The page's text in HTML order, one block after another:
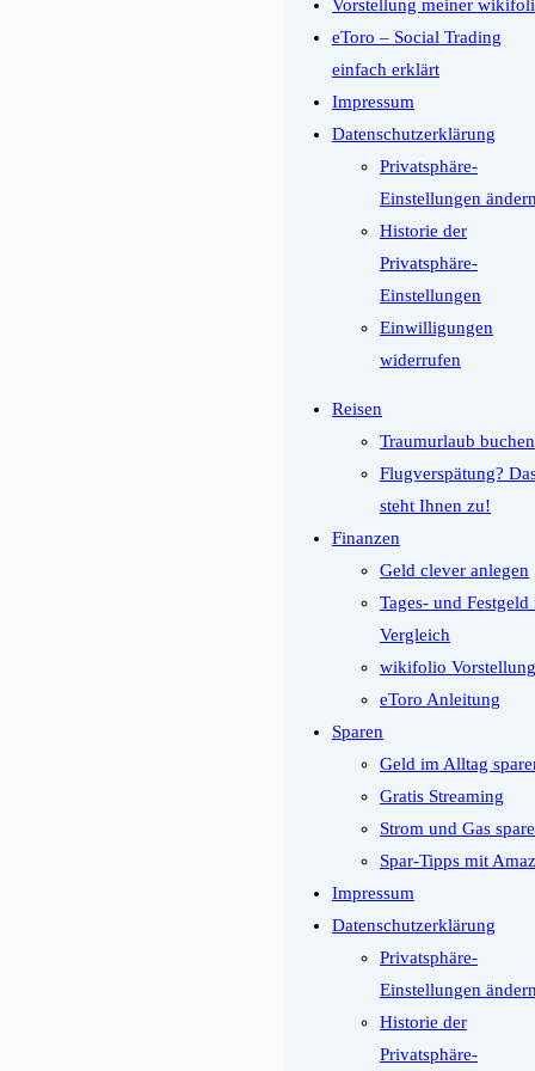
Vorstellung meiner
eToro – Social Trading
einfach erklärt
Impressum
Datenschutzerklärung
Privatsphäre-
Einstellungen ändern
Historie der
Privatsphäre-
Einstellungen
Einwilligungen
widerrufen
Reisen
Traumurlaub buchen
Flugverspätung?
steht Ihnen zu!
Finanzen
Geld clever anlegen
Tages- und Festgeld
Vergleich
wikifolio Vorstellung
eToro Anleitung
Sparen
Geld im Alltag
Gratis Streaming
Strom und Gas
Spar-Tipps mit
Impressum
Datenschutzerklärung
Privatsphäre-
Einstellungen ändern
Historie der
Privatsphäre-